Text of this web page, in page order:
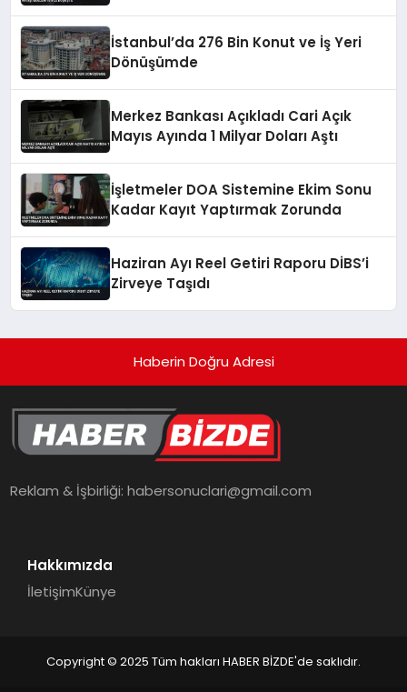
İstanbul’da 276 Bin Konut ve İş Yeri
Dönüşümde
Merkez Bankası Açıkladı Cari Açık
Mayıs Ayında 1 Milyar Doları Aştı
İşletmeler DOA Sistemine Ekim Sonu
Kadar Kayıt Yaptırmak Zorunda
Haziran Ayı Reel Getiri Raporu DİBS’i
Zirveye Taşıdı
Haberin Doğru Adresi
Reklam & İşbirliği:habersonuclari@gmail.com
Hakkımızda
İletişimKünye
Copyright © 2025 Tüm hakları HABER BİZDE'de saklıdır.